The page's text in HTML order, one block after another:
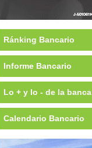
Ránking Bancario
Informe Bancario
Lo + y lo - de la banca
Calendario Bancario